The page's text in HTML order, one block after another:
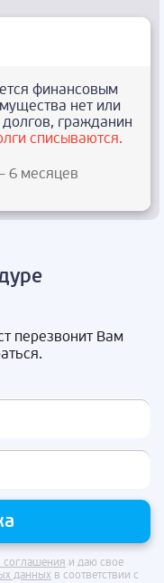
финансовым
нет или
гражданин
списываются.
6 месяцев
перезвонит Вам
соглашения и даю свое
данных в соответствии с